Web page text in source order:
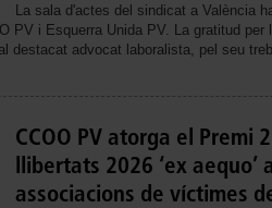
La sala d'actes del sindicat a València
PV i Esquerra Unida PV. La gratitud per
destacat advocat laboralista, pel seu
CCOO PV atorga el Premi
llibertats 2026 ‘ex aequo’
associacions de víctimes